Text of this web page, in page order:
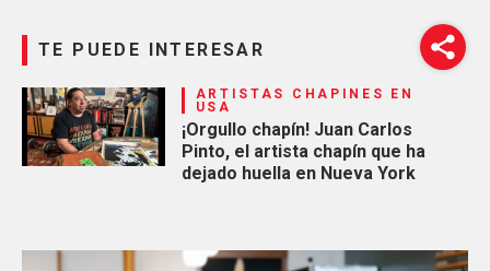
TE PUEDE INTERESAR
ARTISTAS CHAPINES EN
USA
¡Orgullo chapín! Juan Carlos
Pinto, el artista chapín que ha
dejado huella en Nueva York